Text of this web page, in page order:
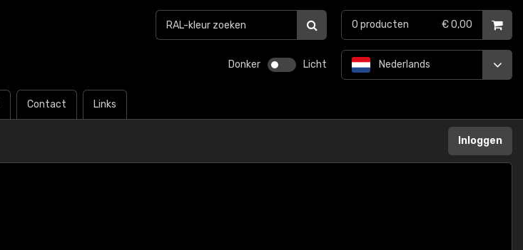
Donker Licht
Contact Links
Nederlands
0 producten € 0,00
Inloggen